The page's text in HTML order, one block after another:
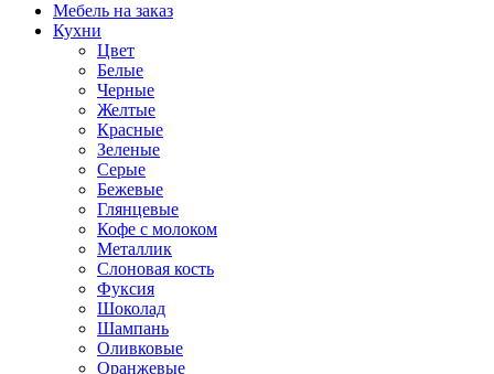
Мебель на заказ
Кухни
Цвет
Белые
Черные
Желтые
Красные
Зеленые
Серые
Бежевые
Глянцевые
Кофе с молоком
Металлик
Слоновая кость
Фуксия
Шоколад
Шампань
Оливковые
Оранжевые